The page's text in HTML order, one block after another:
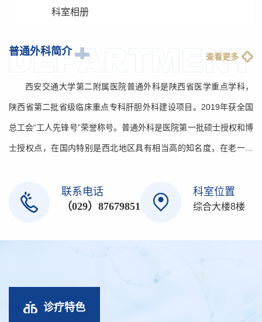
科室相册
普通外科简介 查看更多
西安交通大学第二附属医院普通外科是陕西省医学重点学科，
陕西省第二批省级临床重点专科肝胆外科建设项目。2019年获全国
总工会“工人先锋号”荣誉称号。普通外科是医院第一批硕士授权和博
士授权点，在国内特别是西北地区具有相当高的知名度，在老一辈
诣深、治学严谨、勇于开拓、结构合理的医疗、科研、教学团队。
目前科室共有医务人员95人，其中主任医师9人，副主任医师12人，
果共10余项，承担国家级、省部级、市级等科研项目100余项，培养
10余项，发表各类论文100余篇，其中SCI收录50余篇。
联系电话
（029）87679851
科室位置
综合大楼8楼
诊疗特色